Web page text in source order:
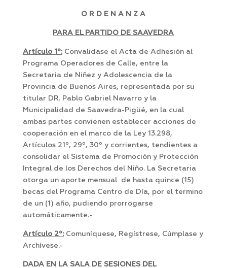
O R D E N A N Z A
PARA EL PARTIDO DE SAAVEDRA
Artículo 1º:Convalidase el Acta de Adhesión al
Programa Operadores de Calle, entre la
Secretaria de Niñez y Adolescencia de la
Provincia de Buenos Aires, representada por su
titular DR. Pablo Gabriel Navarro y la
Municipalidad de Saavedra-Pigüé, en la cual
ambas partes convienen establecer acciones de
cooperación en el marco de la Ley 13.298,
Artículos 21º, 29º, 30º y corrientes, tendientes a
consolidar el Sistema de Promoción y Protección
Integral de los Derechos del Niño. La Secretaria
otorga un aporte mensual de hasta quince (15)
becas del Programa Centro de Día, por el termino
de un (1) año, pudiendo prorrogarse
automáticamente.-
Artículo 2º:Comuníquese, Regístrese, Cúmplase y
Archívese.-
DADA EN LA SALA DE SESIONES DEL